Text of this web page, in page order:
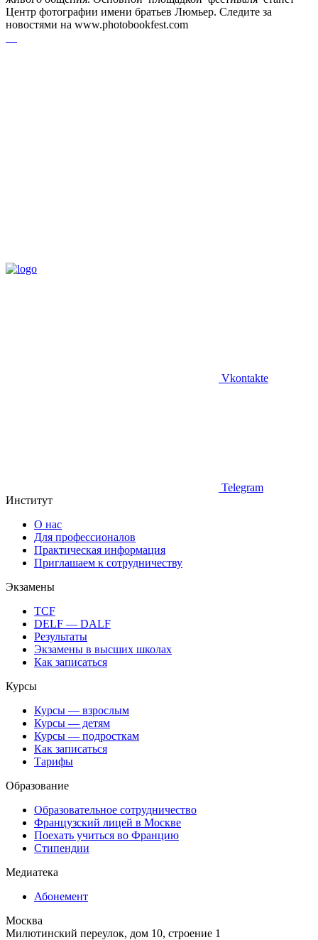
Центр фотографии имени братьев Люмьер. Следите за
новостями на www.photobookfest.com
Vkontakte
Telegram
Институт
О нас
Для профессионалов
Практическая информация
Приглашаем к сотрудничеству
Экзамены
TCF
DELF — DALF
Результаты
Экзамены в высших школах
Как записаться
Курсы
Курсы — взрослым
Курсы — детям
Курсы — подросткам
Как записаться
Тарифы
Образование
Образовательное сотрудничество
Французский лицей в Москве
Поехать учиться во Францию
Стипендии
Медиатека
Абонемент
Москва
Милютинский переулок, дом 10, строение 1